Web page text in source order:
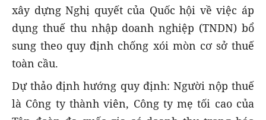
xây dựng Nghị quyết của Quốc hội về việc áp
dụng thuế thu nhập doanh nghiệp (TNDN) bổ
sung theo quy định chống xói mòn cơ sở thuế
toàn cầu.
Dự thảo định hướng quy định: Người nộp thuế
là Công ty thành viên, Công ty mẹ tối cao của